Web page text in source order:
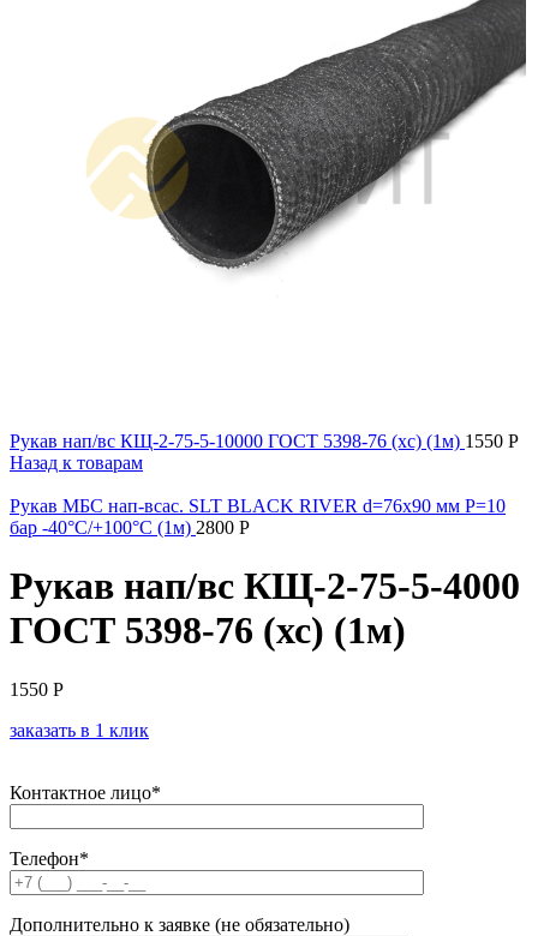
Рукав нап/вс КЩ-2-75-5-10000 ГОСТ 5398-76 (хс) (1м) 1550 Р
Назад к товарам
Рукав МБС нап-всас. SLT BLACK RIVER d=76х90 мм P=10
бар -40°С/+100°С (1м) 2800 Р
Рукав нап/вс КЩ-2-75-5-4000
ГОСТ 5398-76 (хс) (1м)
1550 Р
заказать в 1 клик
Контактное лицо*
Телефон*
Дополнительно к заявке (не обязательно)